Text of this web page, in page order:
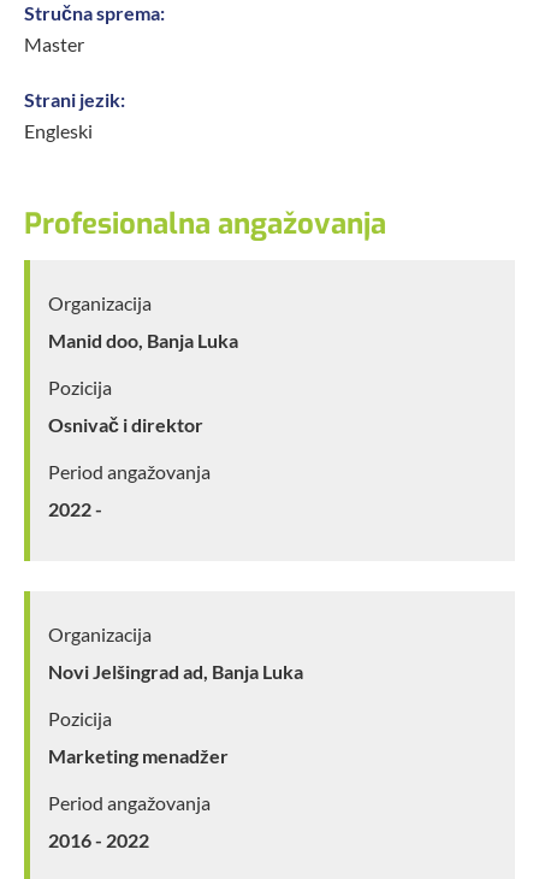
Stručna sprema:
Master
Strani jezik:
Engleski
Profesionalna angažovanja
Organizacija
Manid doo, Banja Luka
Pozicija
Osnivač i direktor
Period angažovanja
2022 -
Organizacija
Novi Jelšingrad ad, Banja Luka
Pozicija
Marketing menadžer
Period angažovanja
2016 - 2022